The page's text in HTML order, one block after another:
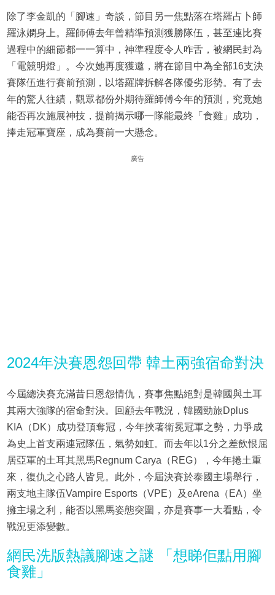
除了李金凱的「腳速」奇談，節目另一焦點落在塔羅占卜師
羅泳嫻身上。羅師傅去年曾精準預測獲勝隊伍，甚至連比賽
過程中的細節都一一算中，神準程度令人咋舌，被網民封為
「電競明燈」。今次她再度獲邀，將在節目中為全部16支決
賽隊伍進行賽前預測，以塔羅牌拆解各隊優劣形勢。有了去
年的驚人往績，觀眾都份外期待羅師傅今年的預測，究竟她
能否再次施展神技，提前揭示哪一隊能最終「食雞」成功，
捧走冠軍寶座，成為賽前一大懸念。
廣告
2024年決賽恩怨回帶 韓土兩強宿命對決
今屆總決賽充滿昔日恩怨情仇，賽事焦點絕對是韓國與土耳
其兩大強隊的宿命對決。回顧去年戰況，韓國勁旅Dplus
KIA（DK）成功登頂奪冠，今年挾著衛冕冠軍之勢，力爭成
為史上首支兩連冠隊伍，氣勢如虹。而去年以1分之差飲恨屈
居亞軍的土耳其黑馬Regnum Carya（REG），今年捲土重
來，復仇之心路人皆見。此外，今屆決賽於泰國主場舉行，
兩支地主隊伍Vampire Esports（VPE）及eArena（EA）坐
擁主場之利，能否以黑馬姿態突圍，亦是賽事一大看點，令
戰況更添變數。
網民洗版熱議腳速之謎 「想睇佢點用腳
食雞」